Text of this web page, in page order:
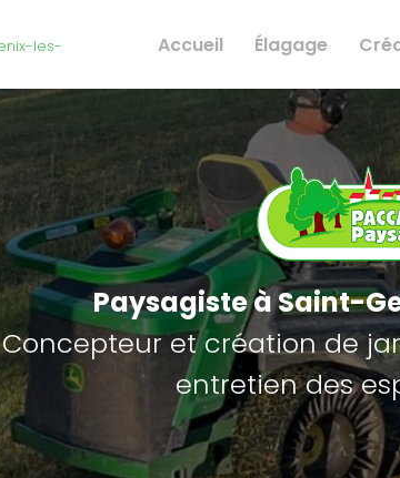
Accueil
Élagage
Paysagisteà Saint-
Concepteur et création de
entretien des